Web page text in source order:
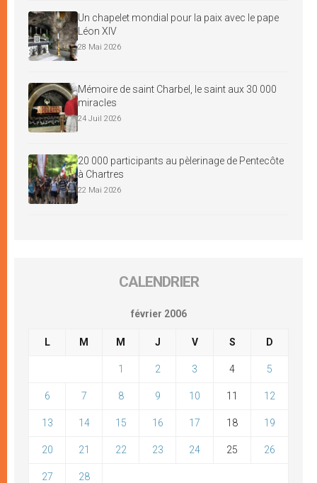
Un chapelet mondial pour la paix avec le pape
Léon XIV
28 Mai 2026
Mémoire de saint Charbel, le saint aux 30 000
miracles
24 Juil 2026
20 000 participants au pèlerinage de Pentecôte
à Chartres
22 Mai 2026
CALENDRIER
février 2006
L M M J V S D
1 2 3 4 5
6 7 8 9 10 11 12
13 14 15 16 17 18 19
20 21 22 23 24 25 26
27 28